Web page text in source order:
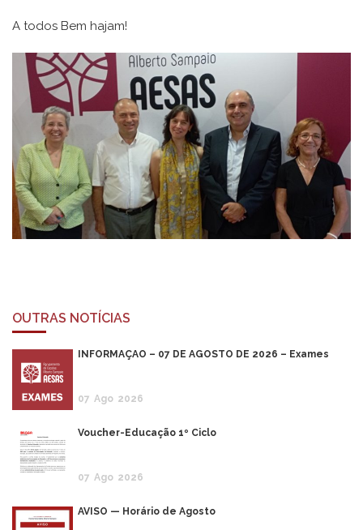
A todos Bem hajam!
OUTRAS NOTÍCIAS
INFORMAÇÃO – 07 DE AGOSTO DE 2026 – Exames
07 Ago 2026
Voucher-Educação 1º Ciclo
07 Ago 2026
AVISO — Horário de Agosto